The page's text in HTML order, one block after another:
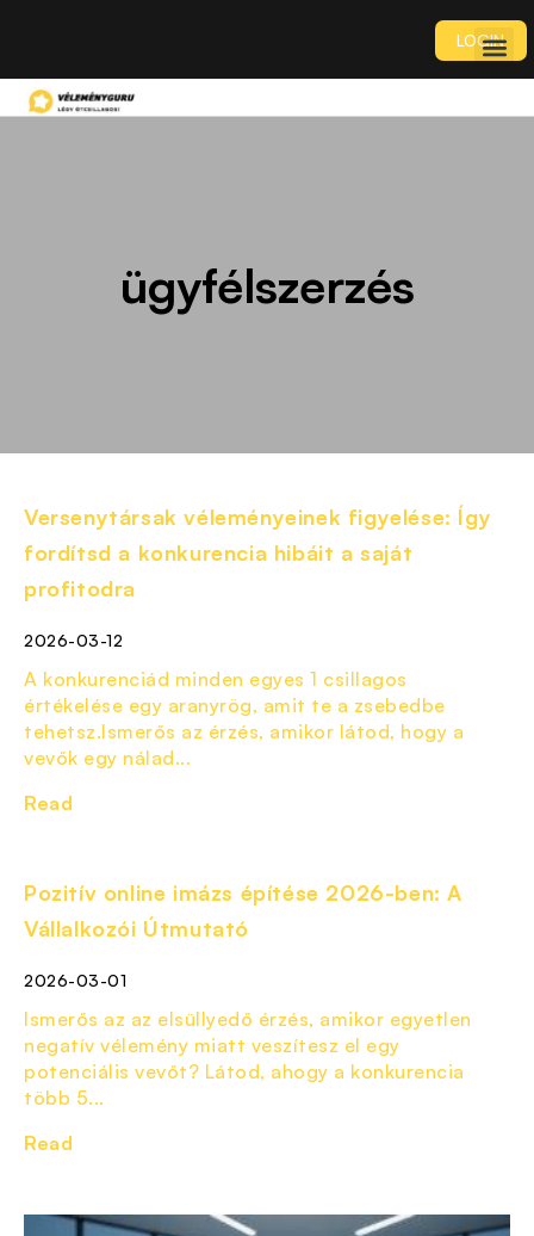
LOGIN
ügyfélszerzés
Versenytársak véleményeinek figyelése: Így
fordítsd a konkurencia hibáit a saját
profitodra
2026-03-12
A konkurenciád minden egyes 1 csillagos
értékelése egy aranyrög, amit te a zsebedbe
tehetsz.Ismerős az érzés, amikor látod, hogy a
vevők egy nálad...
Read
Pozitív online imázs építése 2026-ben: A
Vállalkozói Útmutató
2026-03-01
Ismerős az az elsüllyedő érzés, amikor egyetlen
negatív vélemény miatt veszítesz el egy
potenciális vevőt? Látod, ahogy a konkurencia
több 5...
Read